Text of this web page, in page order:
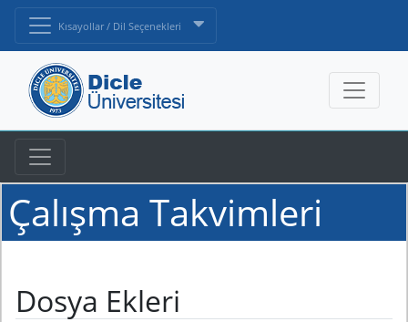
Kısayollar / Dil Seçenekleri
Çalışma Takvimleri
Dosya Ekleri